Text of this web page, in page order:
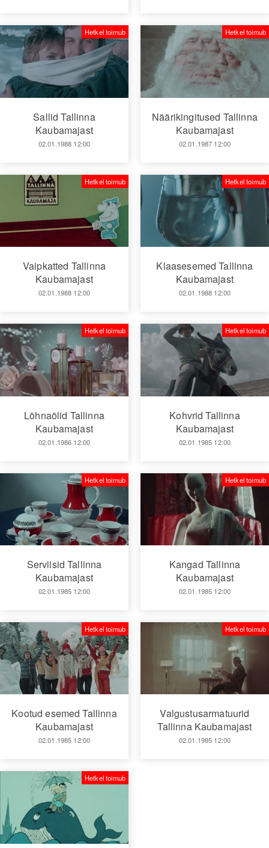
Sallid Tallinna
Kaubamajast
02.01.1988 12:00
Hetkel toimub
Näärikingitused Tallinna
Kaubamajast
02.01.1987 12:00
Hetkel toimub
Vaipkatted Tallinna
Kaubamajast
02.01.1988 12:00
Hetkel toimub
Klaasesemed Tallinna
Kaubamajast
02.01.1988 12:00
Hetkel toimub
Lõhnaõlid Tallinna
Kaubamajast
02.01.1986 12:00
Hetkel toimub
Kohvrid Tallinna
Kaubamajast
02.01.1985 12:00
Hetkel toimub
Serviisid Tallinna
Kaubamajast
02.01.1985 12:00
Hetkel toimub
Kangad Tallinna
Kaubamajast
02.01.1985 12:00
Hetkel toimub
Kootud esemed Tallinna
Kaubamajast
02.01.1985 12:00
Hetkel toimub
Valgustusarmatuurid
Tallinna Kaubamajast
02.01.1985 12:00
Hetkel toimub
Hetkel toimub